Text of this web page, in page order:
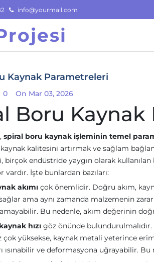
info@yourmail.com
Kaynak Parametreleri
0 On Mar 03, 2026
Boru
spiral boru kaynak işleminin temel
kalitesini artırmak ve sağlam
birçok endüstride yaygın olarak
vardır. İşte bunlardan bazıları:
akımı çok önemlidir. Doğru akım,
ama aynı zamanda malzemenin
Bu nedenle, akım değerinin
kaynak hızı göz önünde
çok yüksekse, kaynak metali yeterince
ısınabilir ve deformasyona uğrayabilir.